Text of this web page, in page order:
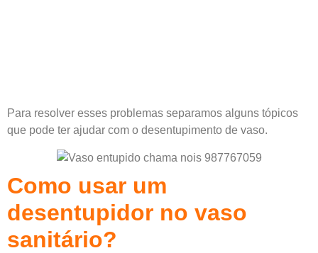
Para resolver esses problemas separamos alguns tópicos
que pode ter ajudar com o desentupimento de vaso.
Como usar um
desentupidor no vaso
sanitário?